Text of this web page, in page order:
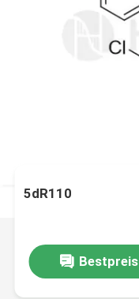
5dR110
Bestpreis